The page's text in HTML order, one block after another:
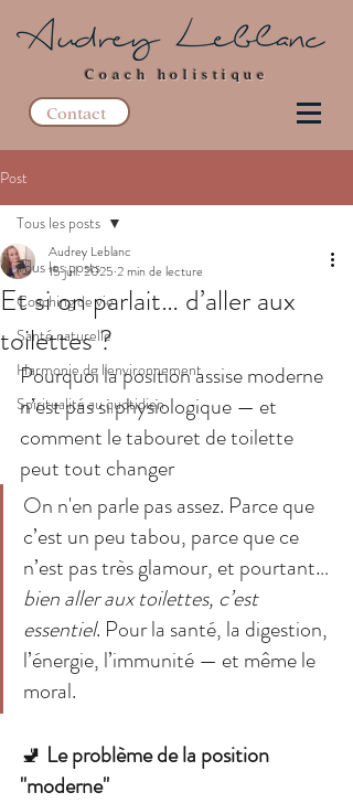
Coach holistique
Contact
Post
Tous les posts
Coaching de vie
Santé naturelle
Harmonie de l'environnement
Spiritualité au quotidien
Tous les posts
Et si on parlait… d’aller aux
toilettes ?
Audrey Leblanc
15 juil. 2025 2 min de lecture
Pourquoi la position assise moderne
n’est pas si physiologique — et
comment le tabouret de toilette
peut tout changer
On n'en parle pas assez. Parce que
c’est un peu tabou, parce que ce
n’est pas très glamour, et pourtant…
bien aller aux toilettes, c’est
essentiel. Pour la santé, la digestion,
l’énergie, l’immunité — et même le
moral.
🚽 Le problème de la position
"moderne"